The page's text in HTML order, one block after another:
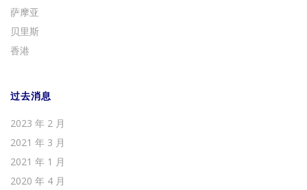
萨摩亚
贝里斯
香港
过去消息
2023 年 2 月
2021 年 3 月
2021 年 1 月
2020 年 4 月